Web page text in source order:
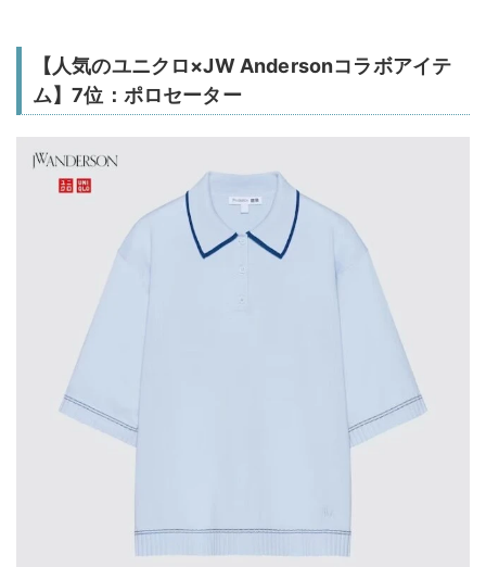
【人気のユニクロ×JW Andersonコラボアイテ
ム】7位：ポロセーター